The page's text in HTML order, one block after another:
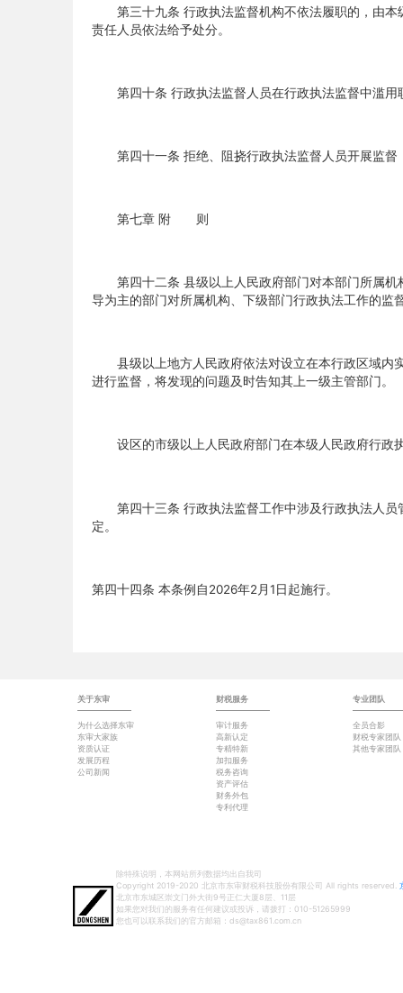
第三十九条 行政执法监督机构不依法履职的，由本
责任人员依法给予处分。
第四十条 行政执法监督人员在行政执法监督中滥用
第四十一条 拒绝、阻挠行政执法监督人员开展监督
第七章 附 则
第四十二条 县级以上人民政府部门对本部门所属机
导为主的部门对所属机构、下级部门行政执法工作的监
县级以上地方人民政府依法对设立在本行政区域内
进行监督，将发现的问题及时告知其上一级主管部门。
设区的市级以上人民政府部门在本级人民政府行政
第四十三条 行政执法监督工作中涉及行政执法人员
定。
第四十四条 本条例自2026年2月1日起施行。
关于东审
为什么选择东审
东审大家族
资质认证
发展历程
公司新闻
财税服务
审计服务
高新认定
专精特新
加扣服务
税务咨询
资产评估
财务外包
专利代理
专业团队
全员合影
财税专家团队
其他专家团队
除特殊说明，本网站所列数据均出自我司
Copyright 2019-2020 北京市东审财税科技股份有限公司 All rights reserved.
北京市东城区崇文门外大街9号正仁大厦8层、11层
如果您对我们的服务有任何建议或投诉，请拨打：010-51265999
您也可以联系我们的官方邮箱：ds@tax861.com.cn